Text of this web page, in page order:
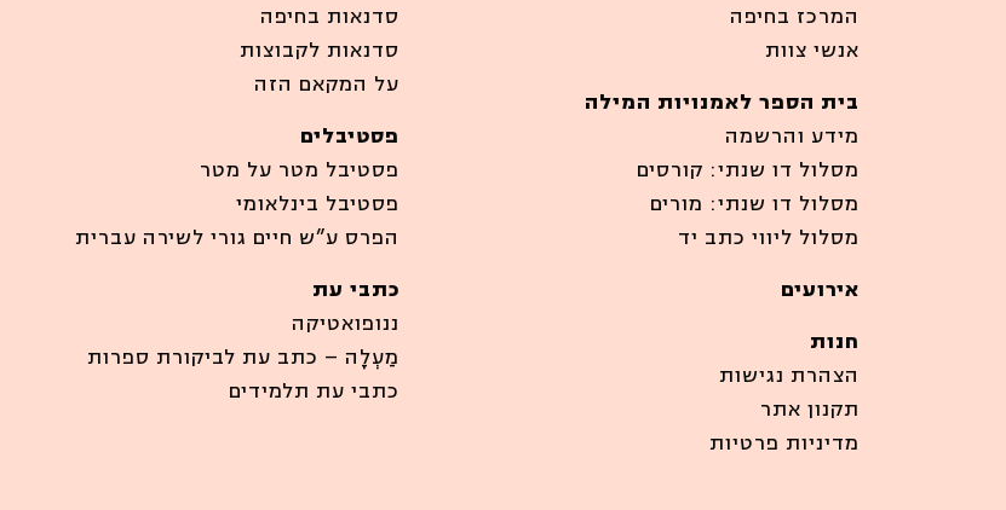
המרכז בחיפה
אנשי צוות
בית הספר לאמנויות המילה
מידע והרשמה
מסלול דו שנתי: קורסים
מסלול דו שנתי: מורים
מסלול ליווי כתב יד
אירועים
חנות
הצהרת נגישות
תקנון אתר
מדיניות פרטיות
סדנאות בחיפה
סדנאות לקבוצות
על המקאם הזה
פסטיבלים
פסטיבל מטר על מטר
פסטיבל בינלאומי
הפרס ע”ש חיים גורי לשירה עברית
כתבי עת
ננופואטיקה
מַעְלָה – כתב עת לביקורת ספרות
כתבי עת תלמידים